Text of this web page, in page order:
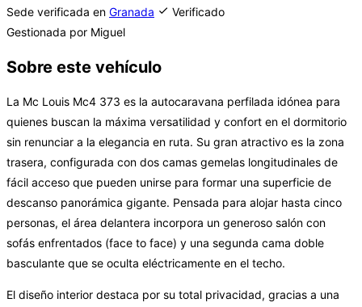
Sede verificada en Granada
Verificado
Gestionada por Miguel
Sobre este vehículo
La Mc Louis Mc4 373 es la autocaravana perfilada idónea para
quienes buscan la máxima versatilidad y confort en el dormitorio
sin renunciar a la elegancia en ruta. Su gran atractivo es la zona
trasera, configurada con dos camas gemelas longitudinales de
fácil acceso que pueden unirse para formar una superficie de
descanso panorámica gigante. Pensada para alojar hasta cinco
personas, el área delantera incorpora un generoso salón con
sofás enfrentados (face to face) y una segunda cama doble
basculante que se oculta eléctricamente en el techo.
El diseño interior destaca por su total privacidad, gracias a una